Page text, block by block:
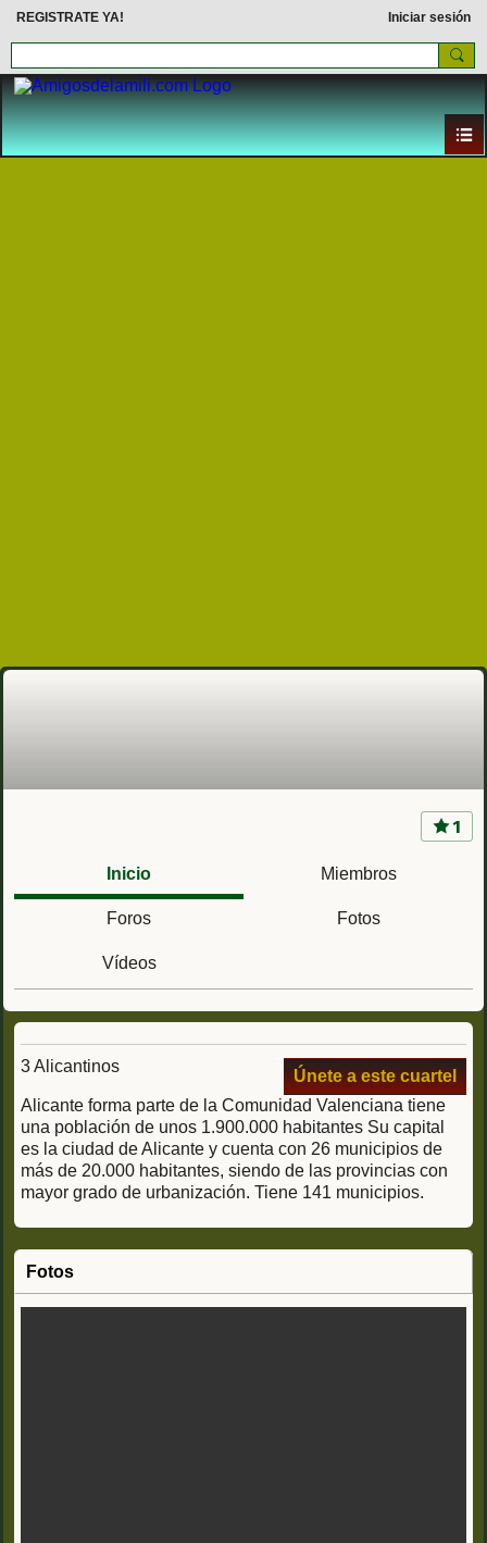
REGISTRATE YA! Iniciar sesión
1
Inicio Miembros
Foros Fotos
Vídeos
3 Alicantinos
Únete a este cuartel
Alicante forma parte de la Comunidad Valenciana tiene
una población de unos 1.900.000 habitantes Su capital
es la ciudad de Alicante y cuenta con 26 municipios de
más de 20.000 habitantes, siendo de las provincias con
mayor grado de urbanización. Tiene 141 municipios.
Fotos